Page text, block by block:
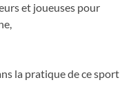
et joueuses pour
la pratique de ce sport